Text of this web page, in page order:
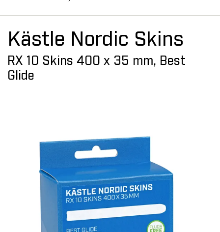
Kästle Nordic Skins
RX 10 Skins 400 x 35 mm, Best
Glide